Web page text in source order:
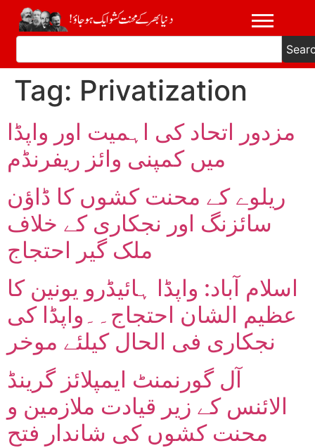
Tag: Privatization
مزدور اتحاد کی اہمیت اور واپڈا
میں کمپنی وائز ریفرنڈم
ریلوے کے محنت کشوں کا ڈاؤن
سائزنگ اور نجکاری کے خلاف
ملک گیر احتجاج
اسلام آباد: واپڈا ہائیڈرو یونین کا
عظیم الشان احتجاج۔۔واپڈا کی
نجکاری فی الحال کیلئے موخر
آل گورنمنٹ ایمپلائز گرینڈ
الائنس کے زیر قیادت ملازمین و
محنت کشوں کی شاندار فتح